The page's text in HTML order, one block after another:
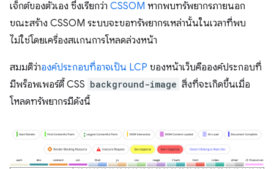
เจ็กต์ของตัวเอง ซึ่งเรียกว่า CSSOM หากพบทรัพยากรภายนอก
ขณะสร้าง CSSOM ระบบจะขอทรัพยากรเหล่านั้นในเวลาที่พบ
ไม่ใช่โดยเครื่องสแกนการโหลดล่วงหน้า
สมมติว่าองค์ประกอบที่อาจเป็น LCP ของหน้าเว็บคือองค์ประกอบที่
มีพร็อพเพอร์ตี้ CSS background-image สิ่งที่จะเกิดขึ้นเมื่อ
โหลดทรัพยากรมีดังนี้